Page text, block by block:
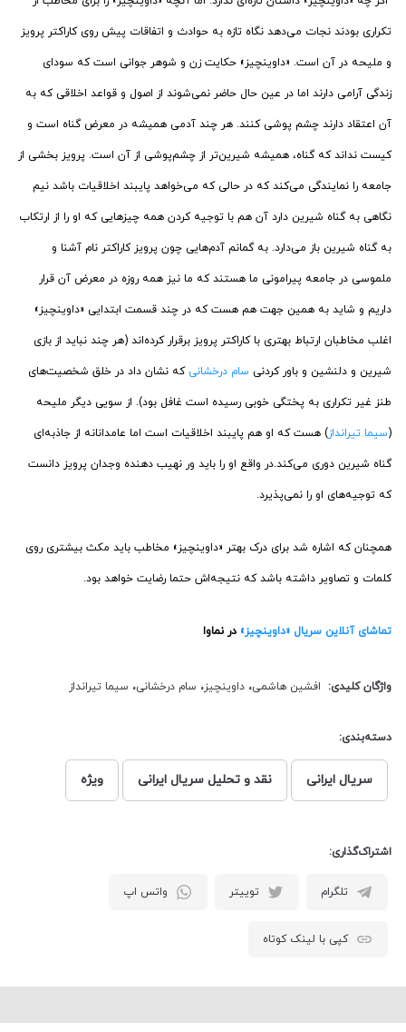
تکراری بودند نجات می‌دهد نگاه تازه به حوادث و اتفاقات پیش روی کاراکتر پرویز
و ملیحه در آن است. «داوینچیز» حکایت زن و شوهر جوانی است که سودای
زندگی آرامی دارند اما در عین حال حاضر نمی‌شوند از اصول و قواعد اخلاقی که به
آن اعتقاد دارند چشم پوشی کنند. هر چند آدمی همیشه در معرض گناه است و
کیست نداند که گناه، همیشه شیرین‌تر از چشم‌پوشی از آن است. پرویز بخشی از
جامعه را نمایندگی می‌کند که در حالی که می‌خواهد پایبند اخلاقیات باشد نیم
نگاهی به گناه شیرین دارد آن هم با توجیه کردن همه چیزهایی که او را از ارتکاب
به گناه شیرین باز می‌دارد. به گمانم آدم‌هایی چون پرویز کاراکتر نام آشنا و
ملموسی در جامعه پیرامونی ما هستند که ما نیز همه روزه در معرض آن قرار
داریم و شاید به همین جهت هم هست که در چند قسمت ابتدایی «داوینچیز»
اغلب مخاطبان ارتباط بهتری با کاراکتر پرویز برقرار کرده‌اند (هر چند نباید از بازی
شیرین و دلنشین و باور کردنی سام درخشانی که نشان داد در خلق شخصیت‌های
طنز غیر تکراری به پختگی خوبی رسیده است غافل بود). از سویی دیگر ملیحه
(سیما تیرانداز) هست که او هم پایبند اخلاقیات است اما عامدانانه از جاذبه‌ای
گناه شیرین دوری می‌کند.در واقع او را باید ور نهیب دهنده وجدان پرویز دانست
که توجیه‌های او را نمی‌پذیرد.
همچنان که اشاره شد برای درک بهتر «داوینچیز» مخاطب باید مکث بیشتری روی
کلمات و تصاویر داشته باشد که نتیجه‌اش حتما رضایت خواهد بود.
تماشای آنلاین سریال «داوینچیز» در نماوا
واژگان کلیدی: افشین هاشمی، داوینچیز، سام درخشانی، سیما تیرانداز
دسته‌بندی:
سریال ایرانی نقد و تحلیل سریال ایرانی ویژه
اشتراک‌گذاری:
تلگرام توییتر واتس اپ
کپی با لینک کوتاه